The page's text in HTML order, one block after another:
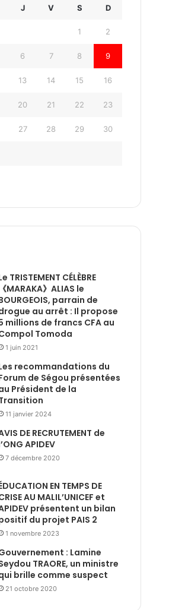
J V S D
1 2
6 7 8 9
13 14 15 16
20 21 22 23
27 28 29 30
TRISTEMENT CÉLÈBRE
《MARAKA》ALIAS le
parrain de
au arrêt : Il propose
millions de francs CFA au
Tomoda
1 juin 2021
recommandations du
de Ségou présentées
Président de la
11 janvier 2024
DE RECRUTEMENT de
APIDEV
7 décembre 2020
EN TEMPS DE
AU MALIL’UNICEF et
présentent un bilan
du projet PAIS 2
1 novembre 2023
: Lamine
TRAORE, un ministre
brille comme suspect
21 octobre 2020